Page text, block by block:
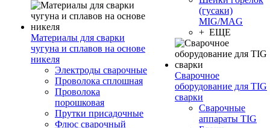
Материалы для сварки
чугуна и сплавов на основе
никеля
Электроды сварочные
Проволока сплошная
Проволока
порошковая
Прутки присадочные
Флюс сварочный
(гусаки)
MIG/MAG
+ ЕЩЕ
Сварочное
оборудование для TIG
сварки
Сварочные
аппараты TIG